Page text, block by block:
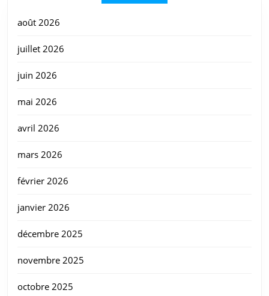
août 2026
juillet 2026
juin 2026
mai 2026
avril 2026
mars 2026
février 2026
janvier 2026
décembre 2025
novembre 2025
octobre 2025